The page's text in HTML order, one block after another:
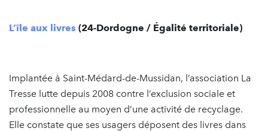
L’île aux livres (24-Dordogne / Égalité territoriale)
Implantée à Saint-Médard-de-Mussidan, l’association La
Tresse lutte depuis 2008 contre l’exclusion sociale et
professionnelle au moyen d’une activité de recyclage.
Elle constate que ses usagers déposent des livres dans